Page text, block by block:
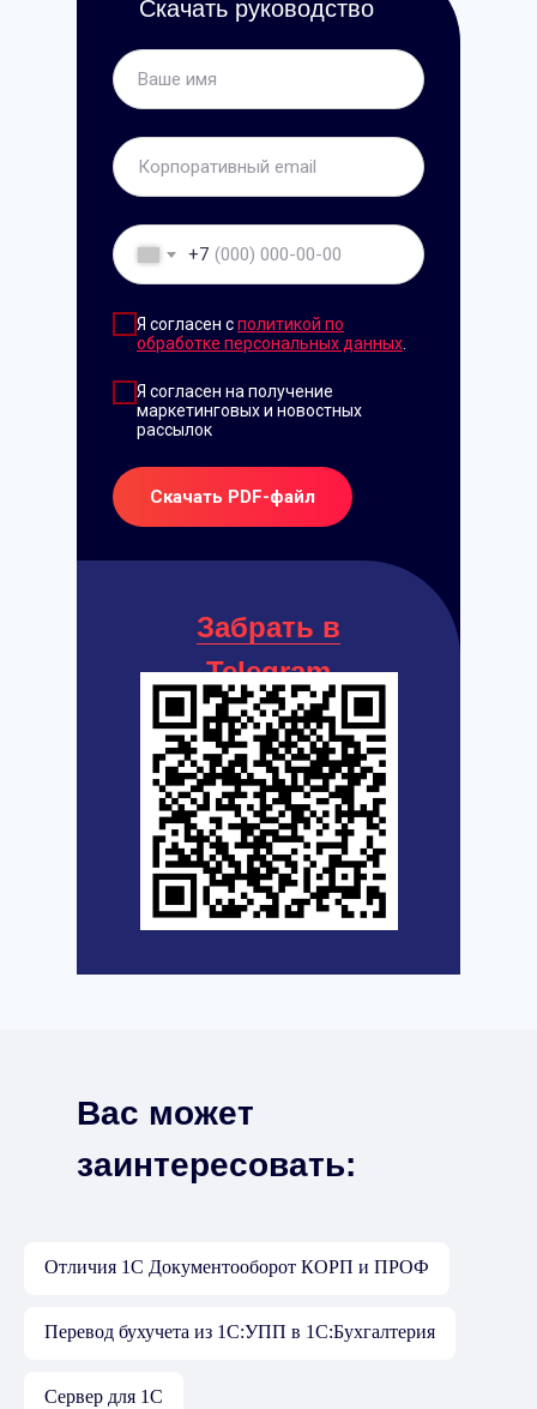
+7
Я согласен сполитикой по
обработке персональных данных
Я согласен на получение
маркетинговых и новостных
рассылок
Скачать PDF-файл
Забрать в
Telegram
Скачать руководство
Вас может
заинтересовать:
Отличия 1С Документооборот КОРП и ПРОФ
Перевод бухучета из 1С:УПП в 1С:Бухгалтерия
Сервер для 1С